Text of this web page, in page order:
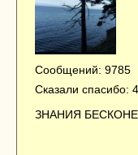
Сообщений: 9785
Сказали спасибо:
ЗНАНИЯ